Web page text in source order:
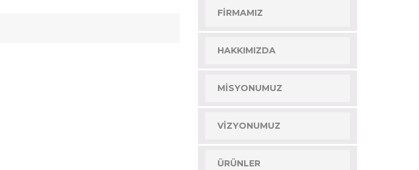
FIRMAMIZ
HAKKIMIZDA
MISYONUMUZ
VIZYONUMUZ
ÜRÜNLER